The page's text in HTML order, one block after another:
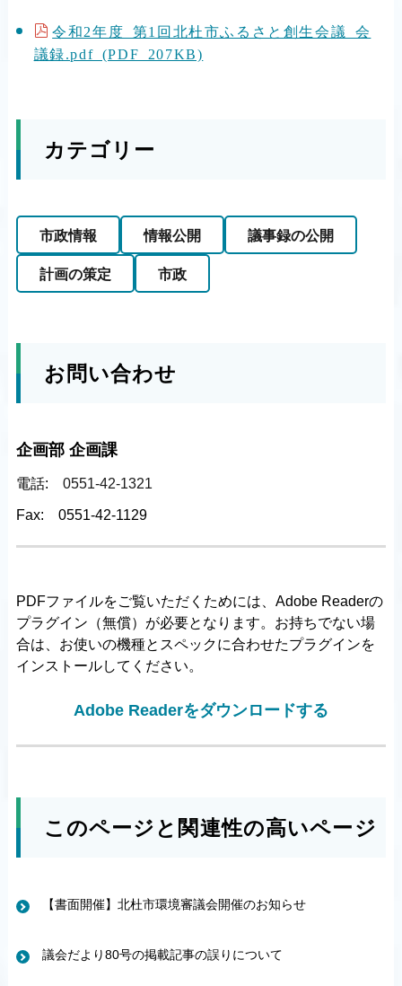
令和2年度 第1回北杜市ふるさと創生会議 会
議録.pdf (PDF 207KB)
カテゴリー
市政情報 情報公開 議事録の公開
計画の策定 市政
お問い合わせ
企画部 企画課
電話: 0551-42-1321
Fax: 0551-42-1129
PDFファイルをご覧いただくためには、Adobe Readerの
プラグイン（無償）が必要となります。お持ちでない場
合は、お使いの機種とスペックに合わせたプラグインを
インストールしてください。
Adobe Readerをダウンロードする
このページと関連性の高いページ
【書面開催】北杜市環境審議会開催のお知らせ
議会だより80号の掲載記事の誤りについて